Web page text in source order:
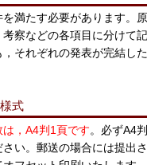
満たす必要があります。
察などの各項目に分けて
それぞれの発表が完結し
式
，A4判1頁です。必ずA4
い。郵送の場合には提出